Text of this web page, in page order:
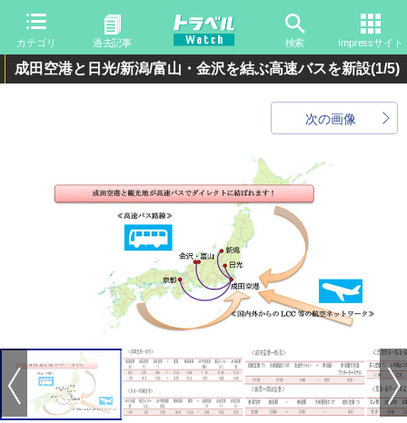
カテゴリ 過去記事 検索 Impressサイト
成田空港と日光/新潟/富山・金沢を結ぶ高速バスを新設(1/5)
次の画像